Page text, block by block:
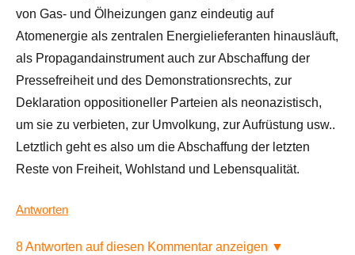
von Gas- und Ölheizungen ganz eindeutig auf
Atomenergie als zentralen Energielieferanten hinausläuft,
als Propagandainstrument auch zur Abschaffung der
Pressefreiheit und des Demonstrationsrechts, zur
Deklaration oppositioneller Parteien als neonazistisch,
um sie zu verbieten, zur Umvolkung, zur Aufrüstung usw..
Letztlich geht es also um die Abschaffung der letzten
Reste von Freiheit, Wohlstand und Lebensqualität.
Antworten
8 Antworten auf diesen Kommentar anzeigen ▼